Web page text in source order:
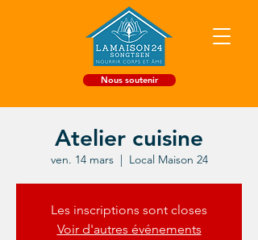
Nous soutenir
Atelier cuisine
ven. 14 mars
  |
Local Maison 24
Les inscriptions sont closes
Voir d'autres événements